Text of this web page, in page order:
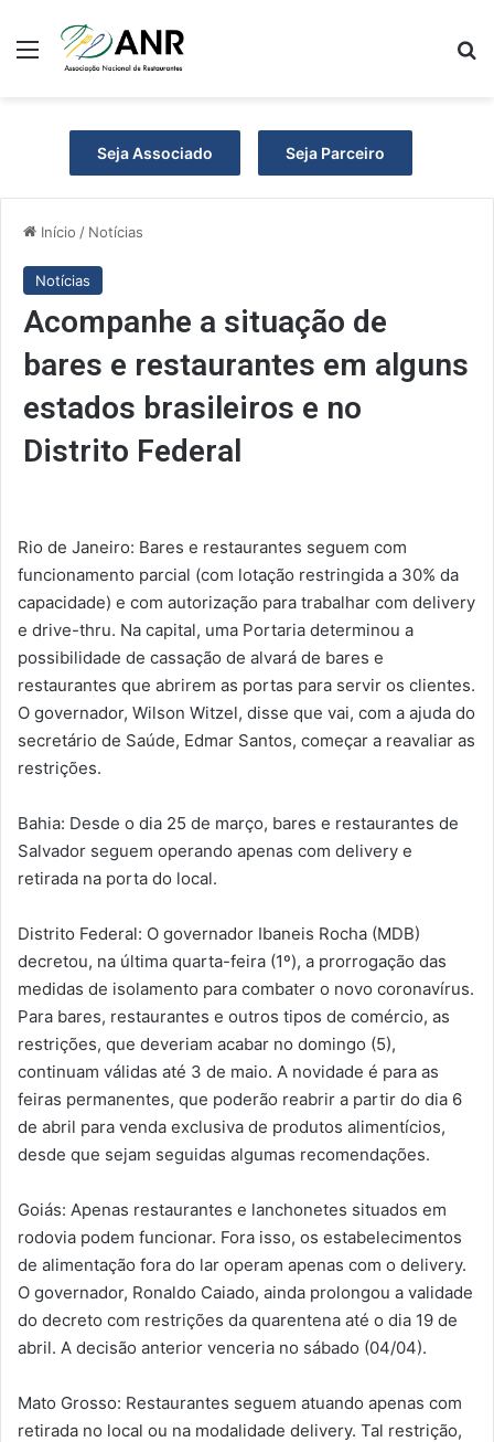
Menu
Seja Associado Seja Parceiro
Início / Notícias
Notícias
Acompanhe a situação de
bares e restaurantes em alguns
estados brasileiros e no
Distrito Federal
Rio de Janeiro: Bares e restaurantes seguem com
funcionamento parcial (com lotação restringida a 30% da
capacidade) e com autorização para trabalhar com delivery
e drive-thru. Na capital, uma Portaria determinou a
possibilidade de cassação de alvará de bares e
restaurantes que abrirem as portas para servir os clientes.
O governador, Wilson Witzel, disse que vai, com a ajuda do
secretário de Saúde, Edmar Santos, começar a reavaliar as
restrições.
Bahia: Desde o dia 25 de março, bares e restaurantes de
Salvador seguem operando apenas com delivery e
retirada na porta do local.
Distrito Federal: O governador Ibaneis Rocha (MDB)
decretou, na última quarta-feira (1º), a prorrogação das
medidas de isolamento para combater o novo coronavírus.
Para bares, restaurantes e outros tipos de comércio, as
restrições, que deveriam acabar no domingo (5),
continuam válidas até 3 de maio. A novidade é para as
feiras permanentes, que poderão reabrir a partir do dia 6
de abril para venda exclusiva de produtos alimentícios,
desde que sejam seguidas algumas recomendações.
Goiás: Apenas restaurantes e lanchonetes situados em
rodovia podem funcionar. Fora isso, os estabelecimentos
de alimentação fora do lar operam apenas com o delivery.
O governador, Ronaldo Caiado, ainda prolongou a validade
do decreto com restrições da quarentena até o dia 19 de
abril. A decisão anterior venceria no sábado (04/04).
Mato Grosso: Restaurantes seguem atuando apenas com
retirada no local ou na modalidade delivery. Tal restrição,